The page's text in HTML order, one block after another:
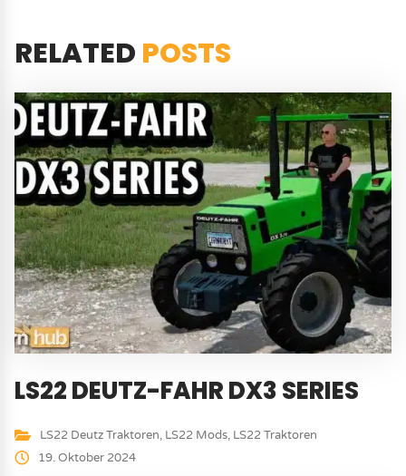
RELATED POSTS
LS22 DEUTZ-FAHR DX3 SERIES
LS22 Deutz Traktoren, LS22 Mods, LS22 Traktoren
19. Oktober 2024